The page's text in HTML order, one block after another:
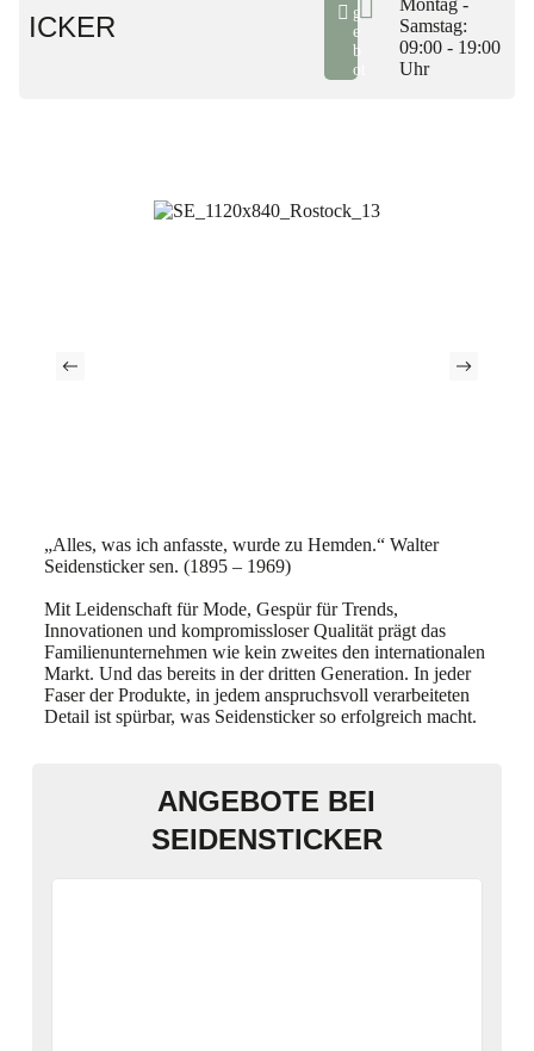
ICKER
g
e
b
ot
Montag -
Samstag:
09:00 - 19:00
Uhr
„Alles, was ich anfasste, wurde zu Hemden.“ Walter
Seidensticker sen. (1895 – 1969)
Mit Leidenschaft für Mode, Gespür für Trends,
Innovationen und kompromissloser Qualität prägt das
Familienunternehmen wie kein zweites den internationalen
Markt. Und das bereits in der dritten Generation. In jeder
Faser der Produkte, in jedem anspruchsvoll verarbeiteten
Detail ist spürbar, was Seidensticker so erfolgreich macht.
ANGEBOTE BEI
SEIDENSTICKER